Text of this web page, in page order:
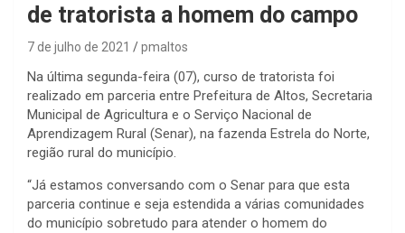
de tratorista a homem do campo
7 de julho de 2021 pmaltos
Na última segunda-feira (07), curso de tratorista foi
realizado em parceria entre Prefeitura de Altos, Secretaria
Municipal de Agricultura e o Serviço Nacional de
Aprendizagem Rural (Senar), na fazenda Estrela do Norte,
região rural do município.
“Já estamos conversando com o Senar para que esta
parceria continue e seja estendida a várias comunidades
do município sobretudo para atender o homem do